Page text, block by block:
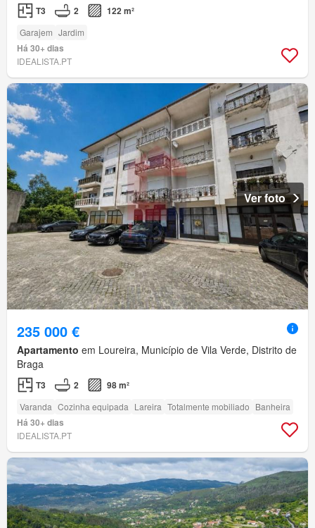
T3 2 122 m²
Garajem Jardim
Há 30+ dias
IDEALISTA.PT
Ver foto
235 000 €
Apartamento em Loureira, Município de Vila Verde, Distrito de
Braga
T3 2 98 m²
Varanda Cozinha equipada Lareira Totalmente mobiliado Banheira
Há 30+ dias
IDEALISTA.PT